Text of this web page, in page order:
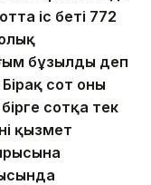
іс беті 772
бұзылды деп
сот оны
сотқа тек
қызмет